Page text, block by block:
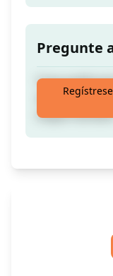
Pregunte
Crea
de retratos
toque